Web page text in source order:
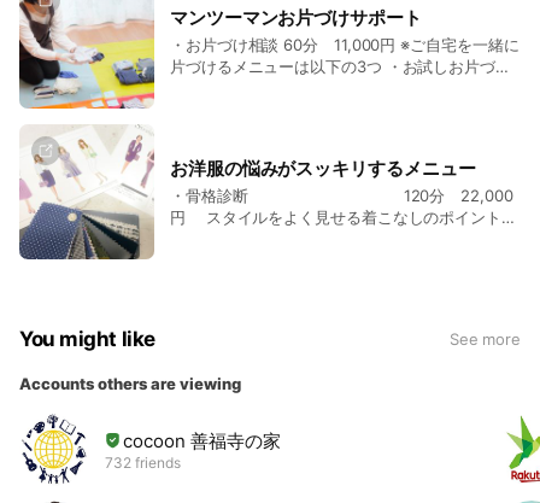
マンツーマンお片づけサポート
・お片づけ相談 60分 11,000円 ※ご自宅を一緒に
片づけるメニューは以下の3つ ・お試しお片づけ
お洋服の悩みがスッキリするメニュー
・骨格診断 120分 22,000
円 スタイルをよく見せる着こなしのポイントを
分 11,000円 素材やテイストの違いを体験 ・
似合うお洋服の整理やコーディネートをします ・
※リピーター様用メニュー ・クローゼットの片づ
け作業 180分 19,800円 思考の整理・整理収
You might like See more
Accounts others are viewing
cocoon 善福寺の家
732 friends